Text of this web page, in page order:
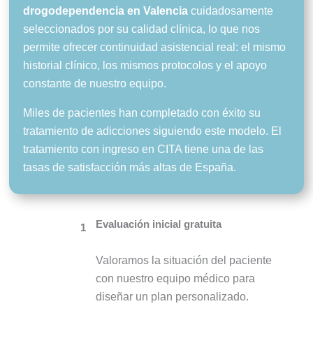
drogodependencia en Valencia cuidadosamente
seleccionados por su calidad clínica, lo que nos
permite ofrecer continuidad asistencial real: el mismo
historial clínico, los mismos protocolos y el apoyo
constante de nuestro equipo.
Miles de pacientes han completado con éxito su
tratamiento de adicciones siguiendo este modelo. El
tratamiento con ingreso en CITA tiene una de las
tasas de satisfacción más altas de España.
1 Evaluación inicial gratuita
Valoramos la situación del paciente
con nuestro equipo médico para
diseñar un plan personalizado.